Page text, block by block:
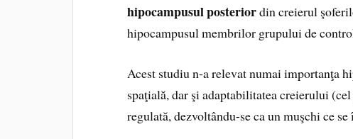
hipocampusul posteriordin creierul
hipocampusul membrilor grupului de
Acest studiu n-a relevat numai importanţa
spaţială, dar şi adaptabilitatea creierului
regulată, dezvoltându-se ca un muşchi ce